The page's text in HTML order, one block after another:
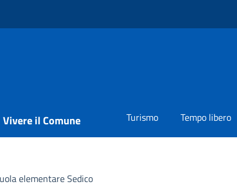
Vivere il Comune Turismo Tempo libero
elementare Sedico